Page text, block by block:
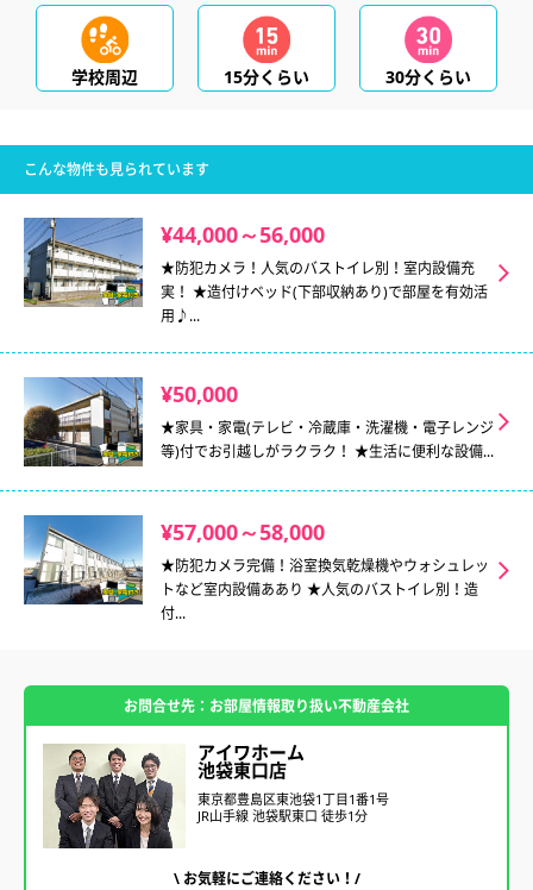
学校周辺 15分くらい 30分くらい
こんな物件も見られています
¥44,000～56,000
★防犯カメラ！人気のバストイレ別！室内設備充
実！ ★造付けベッド(下部収納あり)で部屋を有効活
用♪...
¥50,000
★家具・家電(テレビ・冷蔵庫・洗濯機・電子レンジ
等)付でお引越しがラクラク！ ★生活に便利な設備...
¥57,000～58,000
★防犯カメラ完備！浴室換気乾燥機やウォシュレッ
トなど室内設備ああり ★人気のバストイレ別！造
付...
お問合せ先：お部屋情報取り扱い不動産会社
アイワホーム
池袋東口店
東京都豊島区東池袋1丁目1番1号
JR山手線 池袋駅東口 徒歩1分
\ お気軽にご連絡ください！/